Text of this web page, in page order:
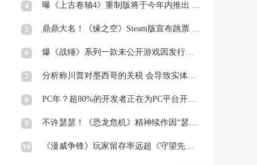
4 曝《上古卷轴4》重制版将于今年内推出 虚幻5加持
5 鼎鼎大名！《缘之空》Steam版宣布跳票 将延期至2月28日发售
6 爆《战锤》系列一款未公开游戏因发行商撤资而夭折，开发被迫中断
7 分析称川普对墨西哥的关税 会导致实体游戏价格上涨
8 PC年？超80%的开发者正在为PC平台开发游戏 NS2为8%
9 不许瑟瑟！《恐龙危机》精神续作因“瑟瑟Mod”拒绝登陆PC
10 《漫威争锋》玩家留存率远超《守望先锋2》、《绝地潜兵2》等游戏